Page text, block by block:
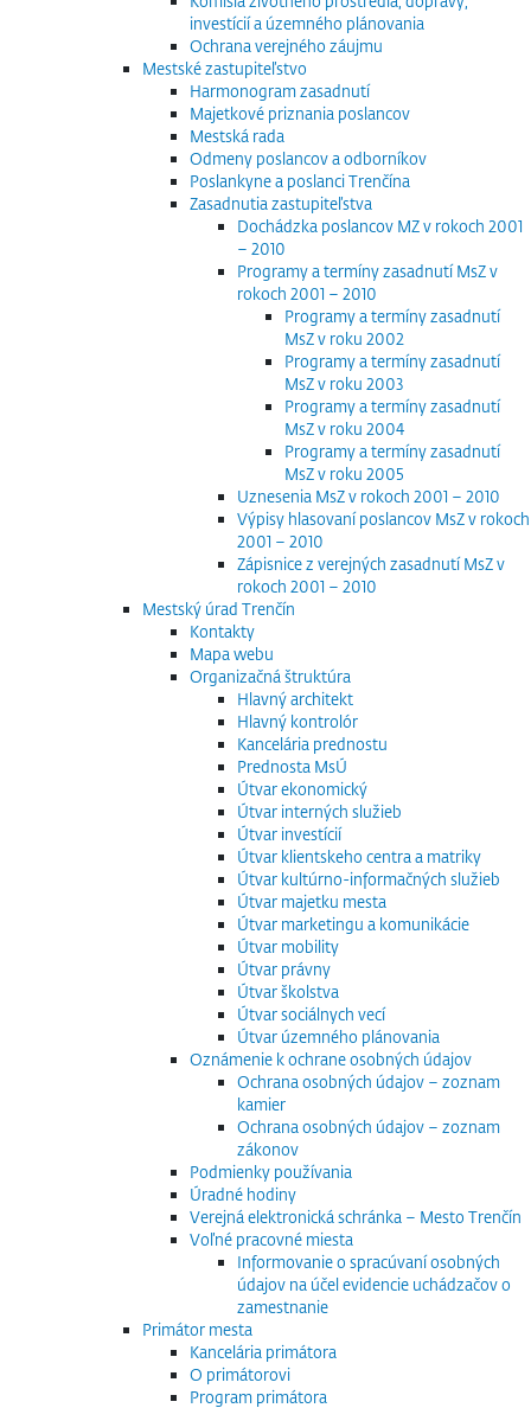
investícií a územného plánovania
Ochrana verejného záujmu
Mestské zastupiteľstvo
Harmonogram zasadnutí
Majetkové priznania poslancov
Mestská rada
Odmeny poslancov a odborníkov
Poslankyne a poslanci Trenčína
Zasadnutia zastupiteľstva
Dochádzka poslancov MZ v rokoch 2001
– 2010
Programy a termíny zasadnutí MsZ v
rokoch 2001 – 2010
Programy a termíny zasadnutí
MsZ v roku 2002
Programy a termíny zasadnutí
MsZ v roku 2003
Programy a termíny zasadnutí
MsZ v roku 2004
Programy a termíny zasadnutí
MsZ v roku 2005
Uznesenia MsZ v rokoch 2001 – 2010
Výpisy hlasovaní poslancov MsZ v rokoch
2001 – 2010
Zápisnice z verejných zasadnutí MsZ v
rokoch 2001 – 2010
Mestský úrad Trenčín
Kontakty
Mapa webu
Organizačná štruktúra
Hlavný architekt
Hlavný kontrolór
Kancelária prednostu
Prednosta MsÚ
Útvar ekonomický
Útvar interných služieb
Útvar investícií
Útvar klientskeho centra a matriky
Útvar kultúrno-informačných služieb
Útvar majetku mesta
Útvar marketingu a komunikácie
Útvar mobility
Útvar právny
Útvar školstva
Útvar sociálnych vecí
Útvar územného plánovania
Oznámenie k ochrane osobných údajov
Ochrana osobných údajov – zoznam
kamier
Ochrana osobných údajov – zoznam
zákonov
Podmienky používania
Úradné hodiny
Verejná elektronická schránka – Mesto Trenčín
Voľné pracovné miesta
Informovanie o spracúvaní osobných
údajov na účel evidencie uchádzačov o
zamestnanie
Primátor mesta
Kancelária primátora
O primátorovi
Program primátora